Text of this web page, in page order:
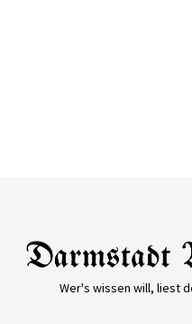
Wer's wissen will, liest